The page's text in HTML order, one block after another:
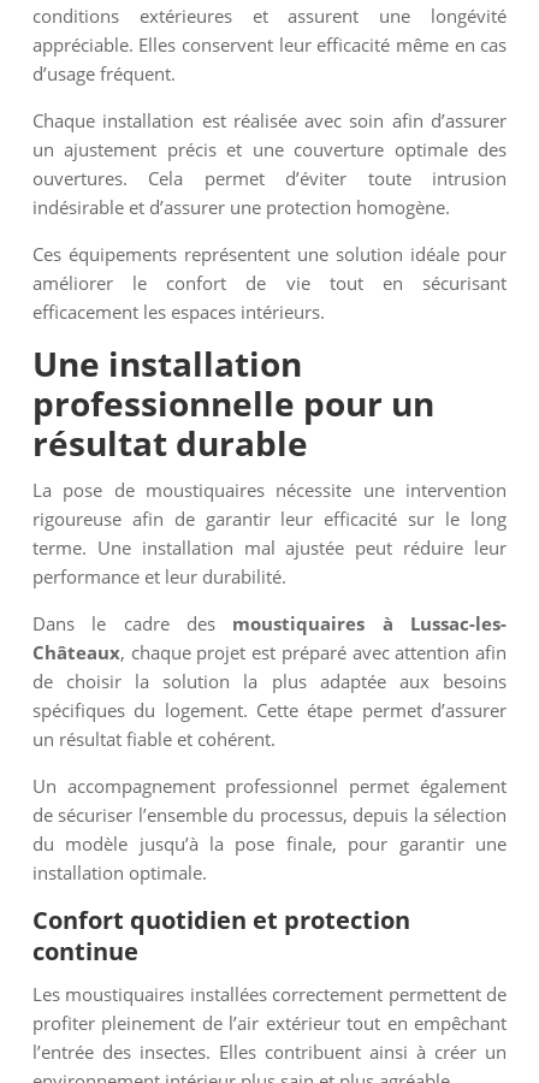
conditions extérieures et assurent une longévité
appréciable. Elles conservent leur efficacité même en cas
d’usage fréquent.
Chaque installation est réalisée avec soin afin d’assurer
un ajustement précis et une couverture optimale des
ouvertures. Cela permet d’éviter toute intrusion
indésirable et d’assurer une protection homogène.
Ces équipements représentent une solution idéale pour
améliorer le confort de vie tout en sécurisant
efficacement les espaces intérieurs.
Une installation
professionnelle pour un
résultat durable
La pose de moustiquaires nécessite une intervention
rigoureuse afin de garantir leur efficacité sur le long
terme. Une installation mal ajustée peut réduire leur
performance et leur durabilité.
Dans le cadre des moustiquaires à Lussac-les-
Châteaux, chaque projet est préparé avec attention afin
de choisir la solution la plus adaptée aux besoins
spécifiques du logement. Cette étape permet d’assurer
un résultat fiable et cohérent.
Un accompagnement professionnel permet également
de sécuriser l’ensemble du processus, depuis la sélection
du modèle jusqu’à la pose finale, pour garantir une
installation optimale.
Confort quotidien et protection
continue
Les moustiquaires installées correctement permettent de
profiter pleinement de l’air extérieur tout en empêchant
l’entrée des insectes. Elles contribuent ainsi à créer un